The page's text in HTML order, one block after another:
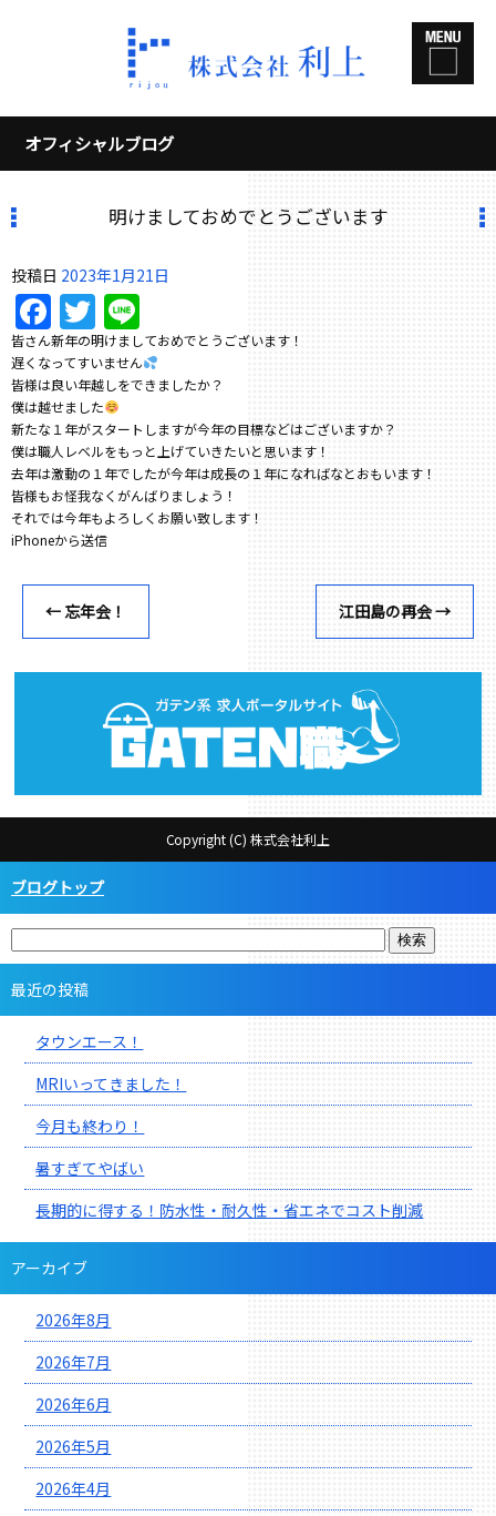
オフィシャルブログ
明けましておめでとうございます
投稿日 2023年1月21日
Facebook
Twitter
皆さん新年の明けましておめでとうございます！
遅くなってすいません
皆様は良い年越しをできましたか？
僕は越せました
新たな１年がスタートしますが今年の目標などはございますか？
僕は職人レベルをもっと上げていきたいと思います！
去年は激動の１年でしたが今年は成長の１年になればなとおもいます！
皆様もお怪我なくがんばりましょう！
それでは今年もよろしくお願い致します！
iPhoneから送信
← 忘年会！ 江田島の再会→
Copyright (C) 株式会社利上
ブログトップ
最近の投稿
タウンエース！
MRIいってきました！
今月も終わり！
暑すぎてやばい
長期的に得する！防水性・耐久性・省エネでコスト削減
アーカイブ
2026年8月
2026年7月
2026年6月
2026年5月
2026年4月